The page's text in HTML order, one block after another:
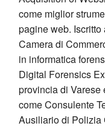
come miglior
pagine web.
Camera di
in informatica
Digital Forensics
provincia di Varese
come Consulente
Ausiliario di Polizia